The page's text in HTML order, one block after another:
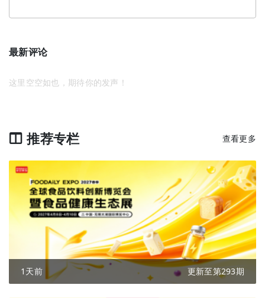
最新评论
这里空空如也，期待你的发声！
推荐专栏 查看更多
1天前 更新至第293期